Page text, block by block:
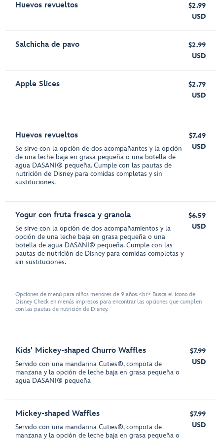
Huevos revueltos
$2.99
USD
Salchicha de pavo
$2.99
USD
Apple Slices
$2.79
USD
Huevos revueltos
Se sirve con la opción de dos acompañantes y la opción
de una leche baja en grasa pequeña o una botella de
agua DASANI® pequeña. Cumple con las pautas de
nutrición de Disney para comidas completas y sin
sustituciones.
$7.49
USD
Yogur con fruta fresca y granola
Se sirve con la opción de dos acompañamientos y la
opción de una leche baja en grasa pequeña o una
botella de agua DASANI® pequeña. Cumple con las
pautas de nutrición de Disney para comidas completas y
sin sustituciones.
$6.59
USD
Opciones de menú para niños menores de 9 años.<br> Busca el ícono de
Disney Check en menús impresos para encontrar las opciones que cumplen
con las pautas de nutrición de Disney.
Kids' Mickey-shaped Churro Waffles
Servido con una mandarina Cuties®, compota de
manzana y la opción de leche baja en grasa pequeña o
agua DASANI® pequeña
$7.99
USD
Mickey-shaped Waffles
Servido con una mandarina Cuties®, compota de
manzana y la opción de leche baja en grasa pequeña o
$7.99
USD